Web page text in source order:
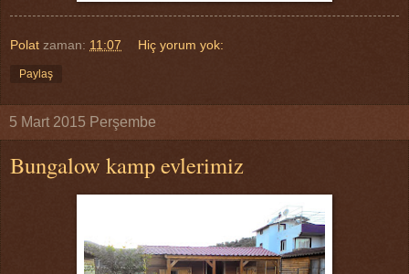
Polat zaman: 11:07 Hiç yorum yok:
Paylaş
5 Mart 2015 Perşembe
Bungalow kamp evlerimiz